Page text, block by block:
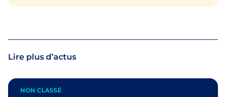
Lire plus d’actus
NON CLASSÉ